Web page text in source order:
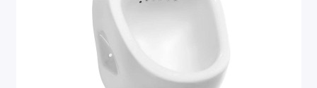
Аксессуары для ванной комнаты и туалета
Полотенцесушители
Сантехника для дачи